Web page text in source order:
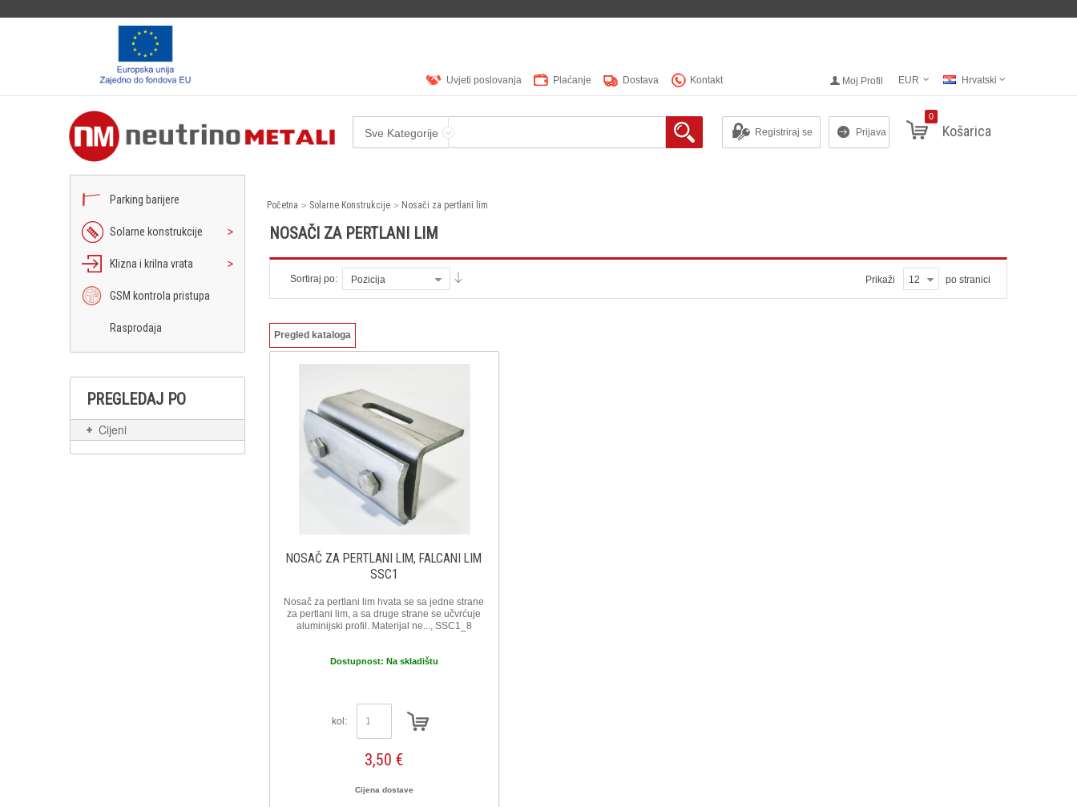
Uvjeti poslovanja Plaćanje Dostava Kontakt Moj Profil EUR Hrvatski
0
Košarica
Sve Kategorije Registriraj se Prijava
Početna Solarne Konstrukcije Nosači za pertlani lim
Parking barijere
Solarne konstrukcije
Klizna i krilna vrata
GSM kontrola pristupa
Rasprodaja
PREGLEDAJ PO
Cijeni
NOSAČI ZA PERTLANI LIM
Sortiraj po: Pozicija Prikaži 12 po stranici
Pregled kataloga
NOSAČ ZA PERTLANI LIM, FALCANI LIM
SSC1
Nosač za pertlani lim hvata se sa jedne strane
za pertlani lim, a sa druge strane se učvrćuje
aluminijski profil. Materijal ne..., SSC1_8
Dostupnost: Na skladištu
kol:
3,50 €
Cijena dostave